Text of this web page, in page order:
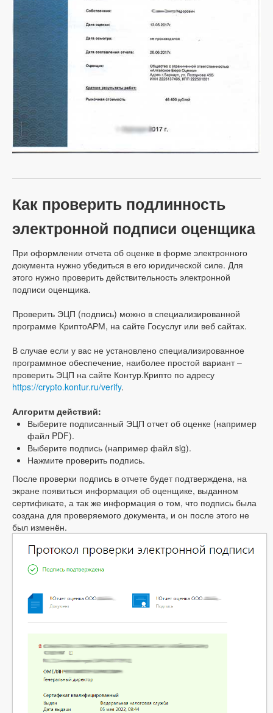
Как проверить подлинность
электронной подписи оценщика
При оформлении отчета об оценке в форме электронного
документа нужно убедиться в его юридической силе. Для
этого нужно проверить действительность электронной
подписи оценщика.
Проверить ЭЦП (подпись) можно в специализированной
программе КриптоАРМ, на сайте Госуслуг или веб сайтах.
В случае если у вас не установлено специализированное
программное обеспечение, наиболее простой вариант –
проверить ЭЦП на сайте Контур.Крипто по адресу
https://crypto.kontur.ru/verify.
Алгоритм действий:
Выберите подписанный ЭЦП отчет об оценке (например
файл PDF).
Выберите подпись (например файл sig).
Нажмите проверить подпись.
После проверки подпись в отчете будет подтверждена, на
экране появиться информация об оценщике, выданном
сертификате, а так же информация о том, что подпись была
создана для проверяемого документа, и он после этого не
был изменён.